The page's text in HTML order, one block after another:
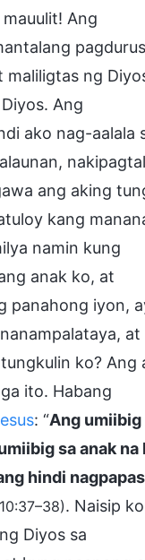
Ang
ng
Ang
ako nag-aalala
ang aking
kang
namin kung
anak ko, at
panahong iyon,
at
ko? Ang
ito. Habang
: “Ang umiibig
sa anak na
hindi
. Naisip
Diyos sa